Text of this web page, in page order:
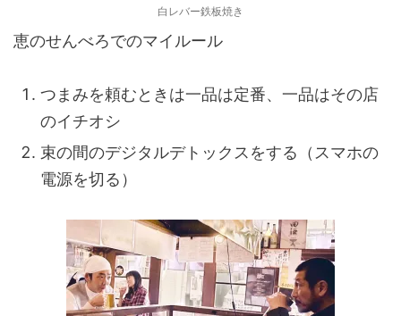
白レバー鉄板焼き
恵のせんべろでのマイルール
つまみを頼むときは一品は定番、一品はその店
のイチオシ
束の間のデジタルデトックスをする（スマホの
電源を切る）